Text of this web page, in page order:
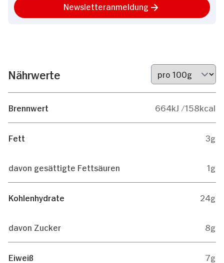
Newsletteranmeldung
Nährwerte
Brennwert 664kJ /158kcal
Fett 3g
davon gesättigte Fettsäuren 1g
Kohlenhydrate 24g
davon Zucker 8g
Eiweiß 7g